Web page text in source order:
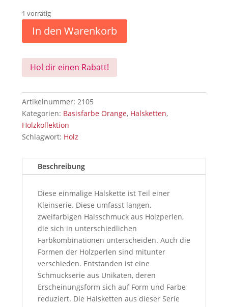
1 vorrätig
In den Warenkorb
Hol dir einen Rabatt!
Artikelnummer: 2105
Kategorien: Basisfarbe Orange, Halsketten,
Holzkollektion
Schlagwort: Holz
Beschreibung
Diese einmalige Halskette ist Teil einer
Kleinserie. Diese umfasst langen,
zweifarbigen Halsschmuck aus Holzperlen,
die sich in unterschiedlichen
Farbkombinationen unterscheiden. Auch die
Formen der Holzperlen sind mitunter
verschieden. Entstanden ist eine
Schmuckserie aus Unikaten, deren
Erscheinungsform sich auf Form und Farbe
reduziert. Die Halsketten aus dieser Serie